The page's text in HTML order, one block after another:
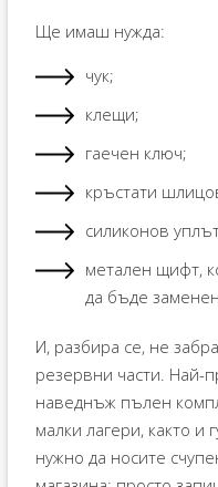
Ще имаш нужда:
чук;
клещи;
гаечен ключ;
кръстати
силиконов
метален щифт,
да бъде
И, разбира се, не
резервни части. Най-
наведнъж пълен
малки лагери, както
нужно да носите